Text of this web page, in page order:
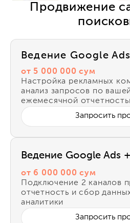
Продвижение
Ведение Google Ads
от 5 000 000 сум
Настройка рекламных
анализ запросов по
ежемесячной
Запросить
Ведение Google Ads
от 6 000 000 сум
Подключение 2 каналов
отчетность и сбор
аналитики
Запросить